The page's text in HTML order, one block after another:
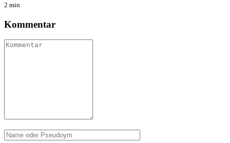
2 min
Kommentar